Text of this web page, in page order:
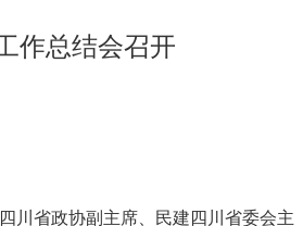
作总结会召开
川省政协副主席、民建四川省委会主